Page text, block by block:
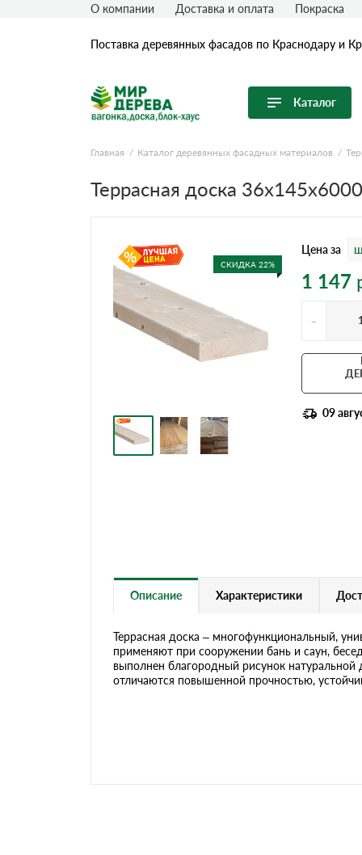
Поставка деревянных фасадов по Краснодару и
Каталог
Перейти в каталог
Имитация бруса
Крашеная доска
Планкен
Половая (Шпунтованная) доска
Термообработанная древесина
О компании Доставка и оплата Покраска
Главная Каталог деревянных фасадных материалов
Террасная доска
СКИДКА 22%
Цена за
1 147
-
09
Описание Характеристики
Террасная доска – многофункциональный,
применяют при сооружении бань и саун,
выполнен благородный рисунок
отличаются повышенной прочностью,